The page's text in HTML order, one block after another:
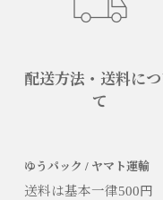
配送方法・送料に
て
ゆうパック / ヤマト運輸
送料は基本一律500円